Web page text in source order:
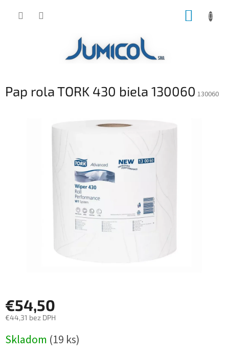
Pap rola TORK 430 biela 130060 130060
€54,50
€44,31 bez DPH
cena:
Skladom (19 ks)